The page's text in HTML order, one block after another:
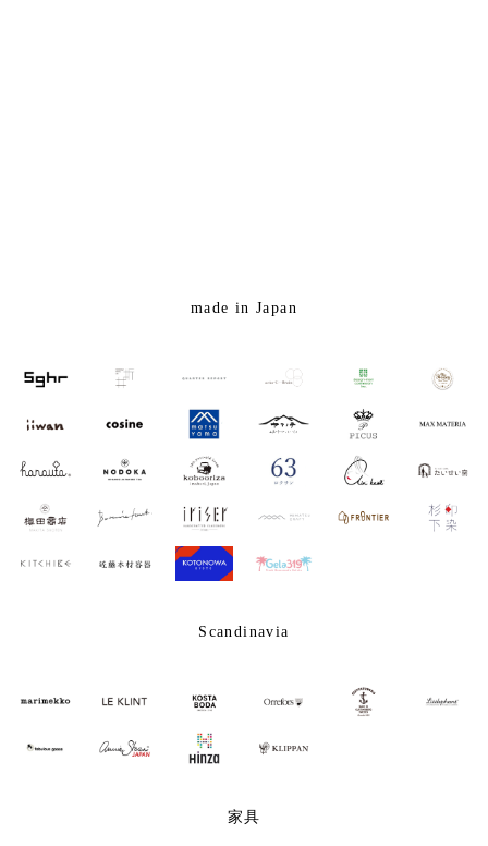
made in Japan
Scandinavia
家具